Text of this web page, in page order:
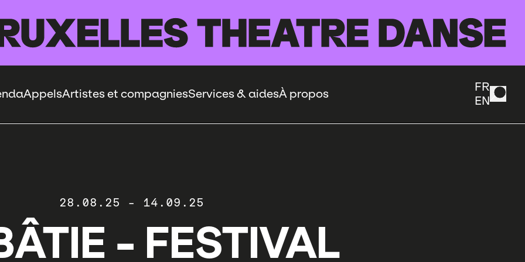
AppelsArtistes et compagniesServices & aidesÀ propos
FR
EN
28.08.25 - 14.09.25
- FESTIVAL